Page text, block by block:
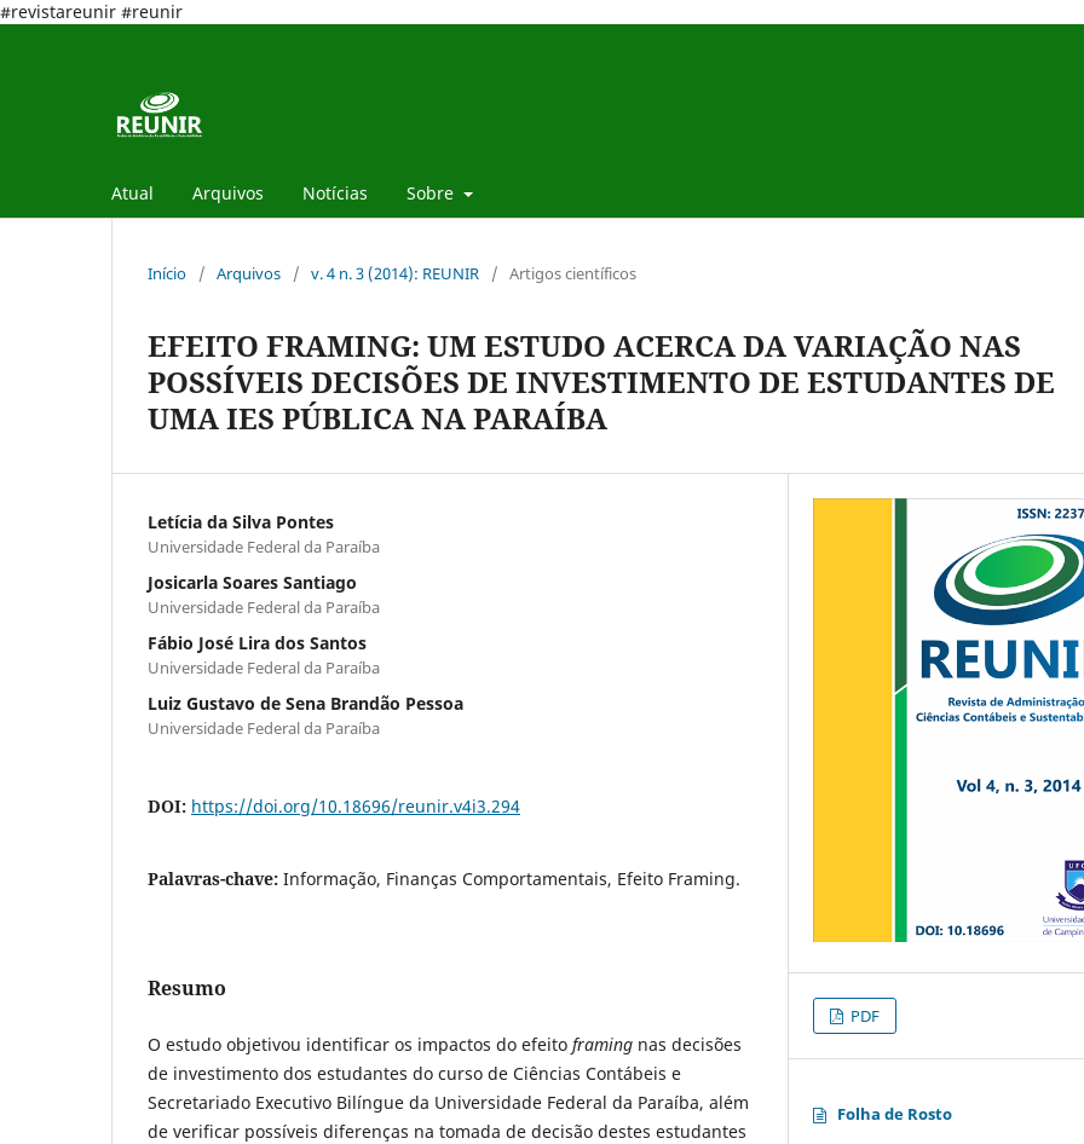
#revistareunir #reunir
Atual Arquivos Notícias Sobre
Início / Arquivos / v. 4 n. 3 (2014): REUNIR / Artigos científicos
EFEITO FRAMING: UM ESTUDO ACERCA DA VARIAÇÃO NAS
POSSÍVEIS DECISÕES DE INVESTIMENTO DE ESTUDANTES DE
UMA IES PÚBLICA NA PARAÍBA
Letícia da Silva Pontes
Universidade Federal da Paraíba
Josicarla Soares Santiago
Universidade Federal da Paraíba
Fábio José Lira dos Santos
Universidade Federal da Paraíba
Luiz Gustavo de Sena Brandão Pessoa
Universidade Federal da Paraíba
DOI: https://doi.org/10.18696/reunir.v4i3.294
Palavras-chave: Informação, Finanças Comportamentais, Efeito Framing.
Resumo
O estudo objetivou identificar os impactos do efeito framing nas decisões
de investimento dos estudantes do curso de Ciências Contábeis e
Secretariado Executivo Bilíngue da Universidade Federal da Paraíba, além
de verificar possíveis diferenças na tomada de decisão destes estudantes
PDF
Folha de Rosto